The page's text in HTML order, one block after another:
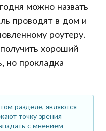
можно назвать
проводят в дом и
роутеру.
хороший
но прокладка
разделе, являются
точку зрения
с мнением